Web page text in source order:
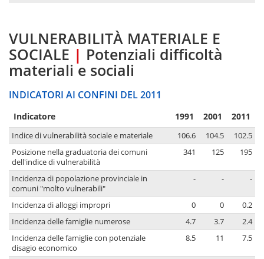
VULNERABILITÀ MATERIALE E
SOCIALE | Potenziali difficoltà
materiali e sociali
INDICATORI AI CONFINI DEL 2011
Indicatore 1991 2001 2011
Indice di vulnerabilità sociale e materiale 106.6 104.5
102.5
Posizione nella graduatoria dei comuni
dell'indice di vulnerabilità
341 125 195
Incidenza di popolazione provinciale in
comuni "molto vulnerabili"
- - -
Incidenza di alloggi impropri 0 0
0.2
Incidenza delle famiglie numerose
4.7 3.7
2.4
Incidenza delle famiglie con potenziale
disagio economico
8.5 11 7.5